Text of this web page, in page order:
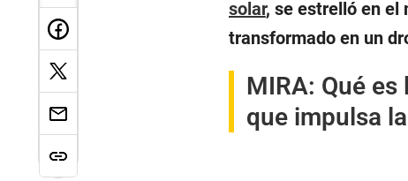
solar, se estrelló en el
transformado en un
MIRA: Qué es
que impulsa